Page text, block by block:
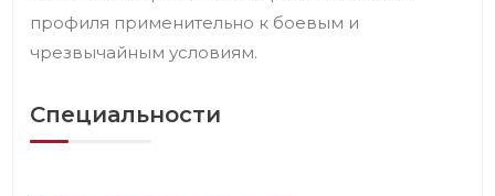
профиля применительно к боевым и
чрезвычайным условиям.
Специальности